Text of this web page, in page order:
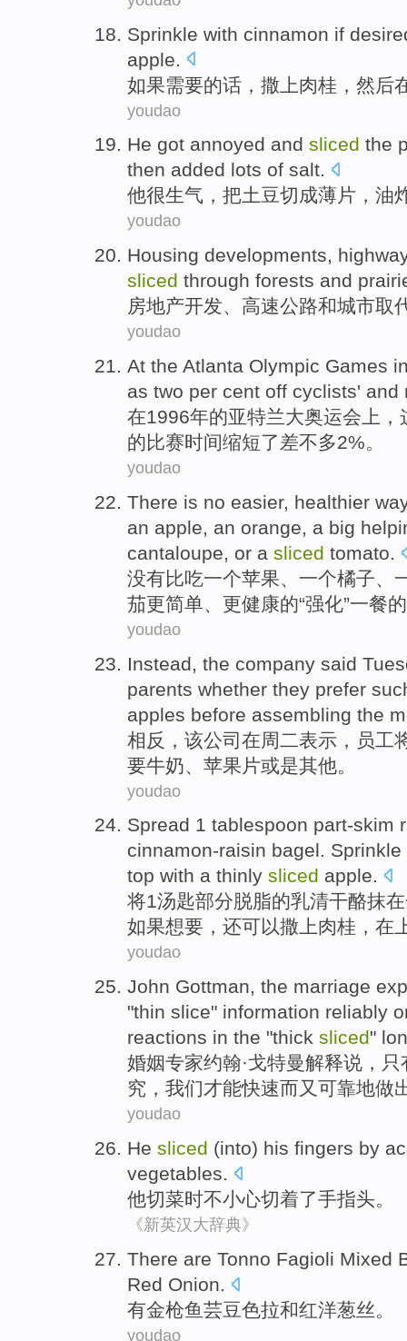
Sprinkle with cinnamon if
apple
如果需要的话 ， 撒上肉桂 ，然后
youdao
He got annoyed and sliced the
then added lots of salt.
他很生气 ，把土豆切成薄片 ， 油
youdao
Housing developments,
sliced through forests and
房地产开发、 高速公路和城市取
youdao
At the Atlanta Olympic Games
as two per cent off cyclists' and
在1996年的亚特兰大奥运会 上，
的比赛时间缩短了差不多2%。
youdao
There is no easier, healthier
an apple, an orange, a big
cantaloupe, or a sliced tomato.
没有比吃一个苹果、一个橘子、
茄更简单、 更健康的“强化”一餐的
youdao
Instead the company said
parents whether they prefer
apples before assembling the
相反 ， 该公司在周二表示， 员工
要牛奶
苹果 片或是其他。
youdao
Spread 1 tablespoon part-skim
cinnamon-raisin bagel.
top with a thinly sliced apple.
将1汤匙部分脱脂的乳清干酪抹在
如果想要 ，还可以撒上肉桂，在
youdao
John Gottman, the marriage
"thin slice" information reliably
reactions in the "thick sliced"
婚姻专家约翰·戈特曼解释说， 只
究， 我们才能快速而又 可靠地做
youdao
He sliced (into) his fingers by
vegetables.
他切菜时不小心切着了手指头。
《新英汉大辞典》
There are Tonno Fagioli Mixed
Red Onion.
有金枪鱼芸豆色拉和红洋葱丝。
youdao